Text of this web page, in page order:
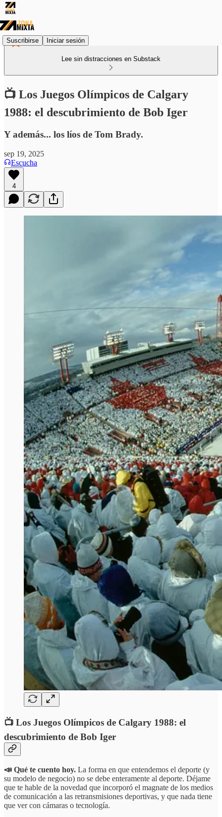
Suscribirse Iniciar sesión
Lee sin distracciones en Substack
📺 Los Juegos Olímpicos de Calgary
1988: el descubrimiento de Bob Iger
Y además... los líos de Tom Brady.
sep 19, 2025
Escucha
4
📺 Los Juegos Olímpicos de Calgary 1988: el
descubrimiento de Bob Iger
📣 Qué te cuento hoy. La forma en que entendemos el deporte (y
su modelo de negocio) no se debe enteramente al deporte. Déjame
que te hable de la novedad que incorporó el magnate de los medios
de comunicación a las retransmisiones deportivas, y que nada tiene
que ver con cámaras o tecnología.